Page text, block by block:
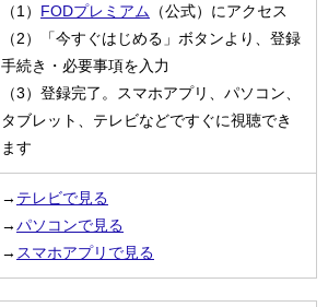
（1） FODプレミアム （公式）にアクセス
（2）「今すぐはじめる」ボタンより、登録
手続き・必要事項を入力
（3）登録完了。スマホアプリ、パソコン、
タブレット、テレビなどですぐに視聴でき
ます
→ テレビで見る
→パソコンで見る
→ スマホアプリで見る